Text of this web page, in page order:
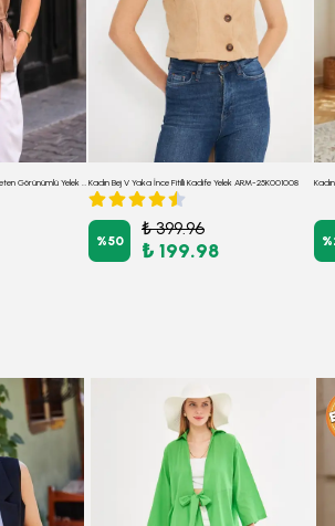
Kadın Vizon Erkek Yaka Beli Kuşaklı Keten Görünümlü Yelek ARM-25Y001079 Kadın Bej V Yaka İnce Fitilli Kadife Yelek ARM-25K001008
%50
₺ 399.96
₺ 199.98 %